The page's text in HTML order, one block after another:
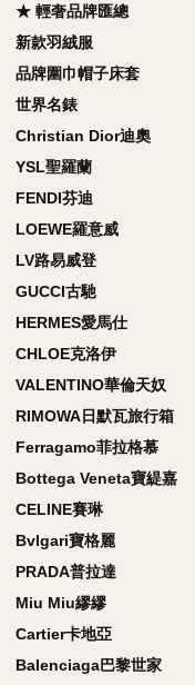
★ 輕奢品牌匯總
新款羽絨服
品牌圍巾帽子床套
世界名錶
Christian Dior迪奧
YSL聖羅蘭
FENDI芬迪
LOEWE羅意威
LV路易威登
GUCCI古馳
HERMES愛馬仕
CHLOE克洛伊
VALENTINO華倫天奴
RIMOWA日默瓦旅行箱
Ferragamo菲拉格慕
Bottega Veneta寶緹嘉
CELINE賽琳
Bvlgari寶格麗
PRADA普拉達
Miu Miu繆繆
Cartier卡地亞
Balenciaga巴黎世家